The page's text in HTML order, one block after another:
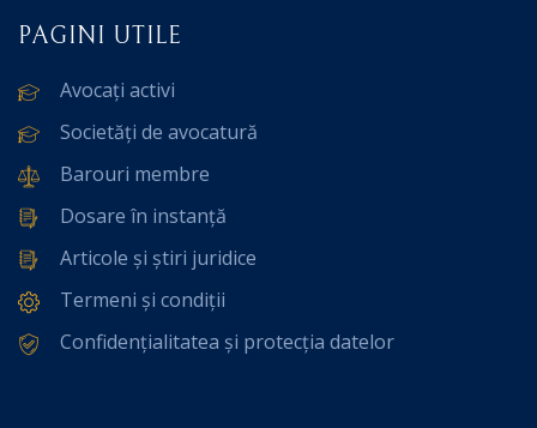
PAGINI UTILE
Avocați activi
Societăți de avocatură
Barouri membre
Dosare în instanță
Articole și știri juridice
Termeni și condiții
Confidențialitatea și protecția datelor